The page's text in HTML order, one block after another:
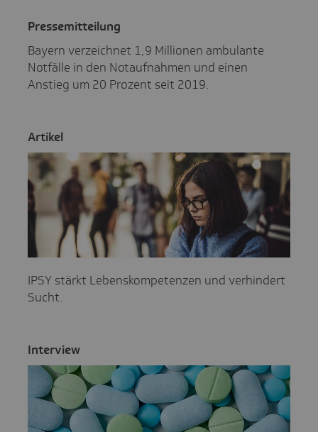
Pres­se­mit­tei­lung
Bayern verzeichnet 1,9 Millionen ambulante
Notfälle in den Notaufnahmen und einen
Anstieg um 20 Prozent seit 2019.
Artikel
IPSY stärkt Lebenskompetenzen und verhindert
Sucht.
Inter­view